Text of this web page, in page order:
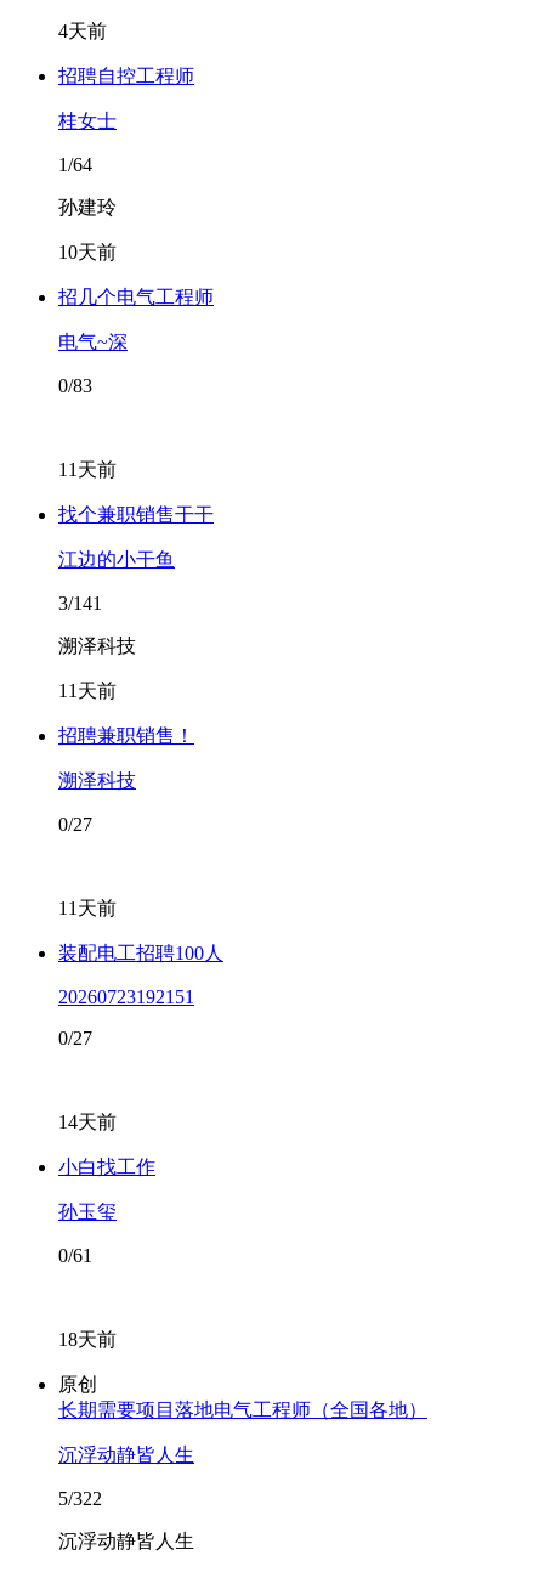
4天前
招聘自控工程师
桂女士
1/64
孙建玲
10天前
招几个电气工程师
电气~深
0/83
11天前
找个兼职销售干干
江边的小干鱼
3/141
溯泽科技
11天前
招聘兼职销售！
溯泽科技
0/27
11天前
装配电工招聘100人
20260723192151
0/27
14天前
小白找工作
孙玉玺
0/61
18天前
原创
长期需要项目落地电气工程师（全国各地）
沉浮动静皆人生
5/322
沉浮动静皆人生